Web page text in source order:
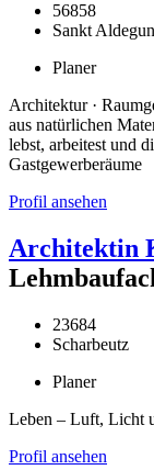
56858
Sankt
Planer
Architektur ·
aus natürlichen
lebst, arbeitest und
Gastgewerberäume
Profil ansehen
Architektin
23684
Scharbeutz
Planer
Leben – Luft, Licht
Profil ansehen